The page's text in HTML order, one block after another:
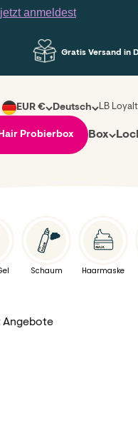
Gratis Versand in
EUR € Deutsch LB
Probierbox Box
Schaum Haarmaske